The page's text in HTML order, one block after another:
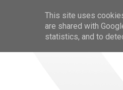
This site uses
are shared with
statistics, and to